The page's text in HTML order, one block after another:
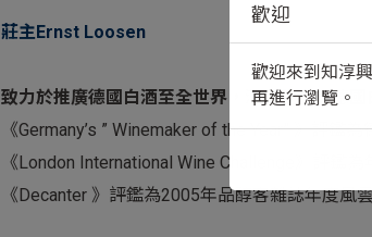
歡迎
歡迎來到知淳
再進行瀏覽。
莊主Ernst Loosen
致力於推廣德國白酒至全世界，酒界稱之為德國
《Germany’s ” Winemaker of the Year” 》評鑑
《London International Wine Challenge》評鑑
《Decanter 》評鑑為2005年品醇客雜誌年度